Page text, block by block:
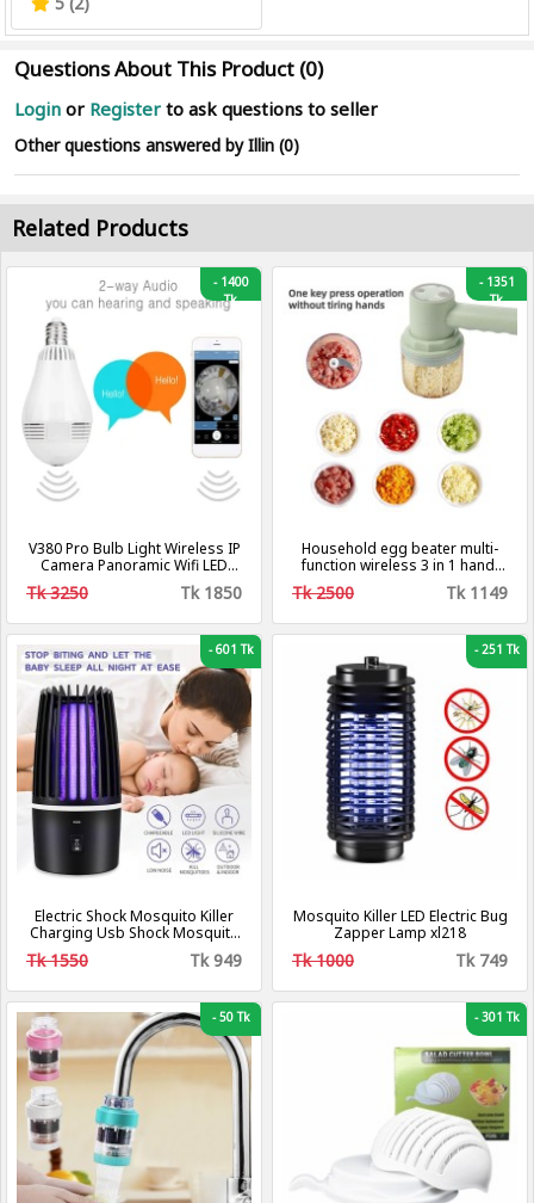
Questions About This Product (0)
Login or Register to ask questions to seller
Other questions answered by Illin (0)
Related Products
-1400
Tk
V380 Pro Bulb Light Wireless IP
Camera Panoramic Wifi LED
Tk 3250 Tk 1850
-1351
Tk
Household egg beater multi-
function wireless 3 in 1 hand-
held egg beater garlic machine
integrated cream flusher
Tk 2500 Tk 1149
-601 Tk
Electric Shock Mosquito Killer
Charging Usb Shock Mosquito
Tk 1550 Tk 949
-251 Tk
Mosquito Killer LED Electric Bug
Zapper Lamp xl218
Tk 1000 Tk 749
-50 Tk -301 Tk